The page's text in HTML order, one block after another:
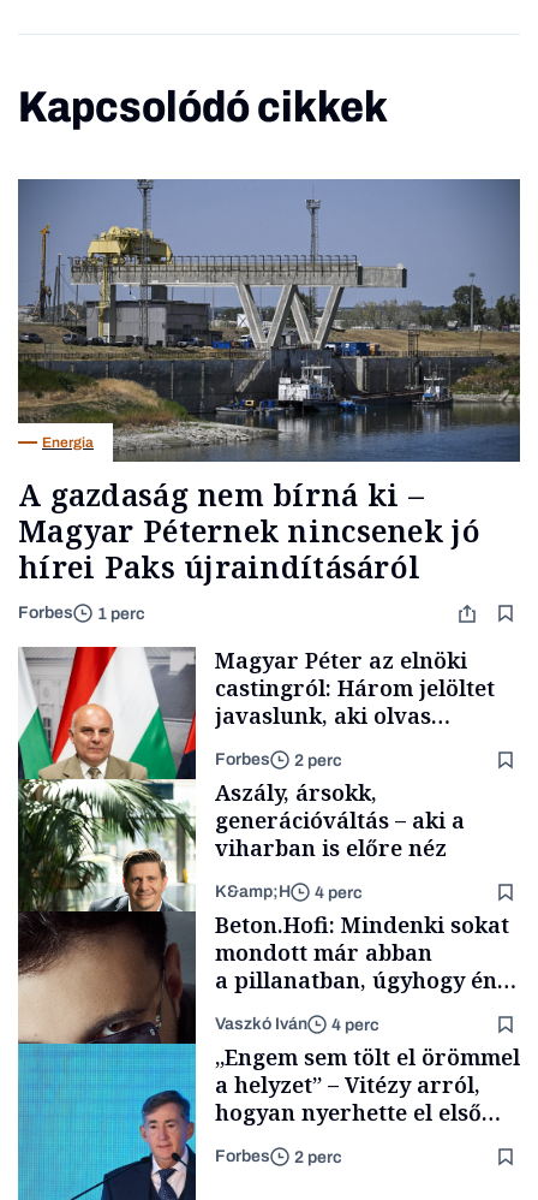
Kapcsolódó cikkek
Energia
A gazdaság nem bírná ki –
Magyar Péternek nincsenek jó
hírei Paks újraindításáról
Forbes 1 perc
Politika
Magyar Péter az elnöki
castingról: Három jelöltet
javaslunk, aki olvas
híreket, nem fog
meglepődni
Forbes 2 perc
TÁMOGATÓI
TARTALOM
Aszály, ársokk,
generációváltás – aki a
viharban is előre néz
K&amp;H 4 perc
Forbes-sztori
Beton.Hofi: Mindenki sokat
mondott már abban
a pillanatban, úgyhogy én
a legsarkosabb
gondolataimat akartam
kimondani
Vaszkó Iván 4 perc
„Engem sem tölt el örömmel
a helyzet” – Vitézy arról,
hogyan nyerhette el első
tenderét Mészárosék cége a
Tisza-kormány alatt
Forbes 2 perc